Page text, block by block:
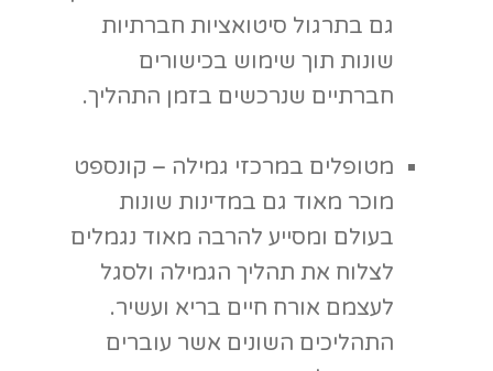
למסגרת מסודרת וקבועה להעניק
להם. בנוסף, רבים מהמטופלים
בוחרים אף להמשיך ולעסוק בתחום
וחיוניות.
ישנן עוד לא מעט מסגרות שונות כמו
מרכזי שיקום, מוסדות חינוך מיוחד, בתי
אבות ועוד. אשר מקימים חממות
טיפוליות שיתמקדו בפתרונות הספציפיים